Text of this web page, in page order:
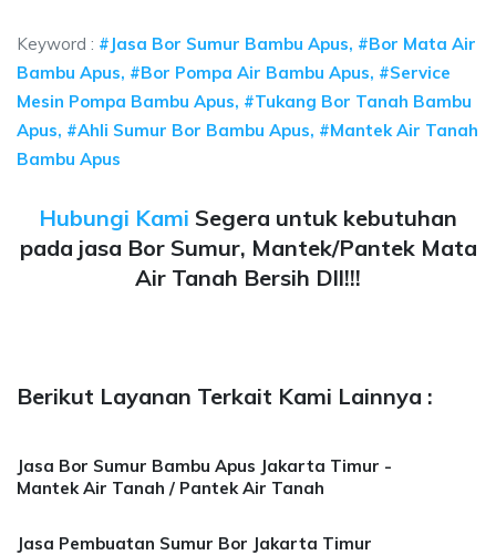
Keyword : #Jasa Bor Sumur Bambu Apus, #Bor Mata Air
Bambu Apus, #Bor Pompa Air Bambu Apus, #Service
Mesin Pompa Bambu Apus, #Tukang Bor Tanah Bambu
Apus, #Ahli Sumur Bor Bambu Apus, #Mantek Air Tanah
Bambu Apus
Hubungi Kami Segera untuk kebutuhan
pada jasa Bor Sumur, Mantek/Pantek Mata
Air Tanah Bersih Dll!!!
Berikut Layanan Terkait Kami Lainnya :
Jasa Bor Sumur Bambu Apus Jakarta Timur -
Mantek Air Tanah / Pantek Air Tanah
Jasa Pembuatan Sumur Bor Jakarta Timur